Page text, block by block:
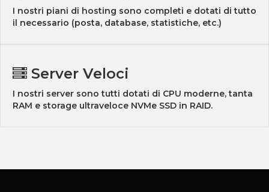
I nostri piani di hosting sono completi e dotati di tutto
il necessario (posta, database, statistiche, etc.)
Server Veloci
I nostri server sono tutti dotati di CPU moderne, tanta
RAM e storage ultraveloce NVMe SSD in RAID.